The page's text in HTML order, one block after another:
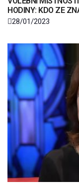
HODINY: KDO ZE
28/01/2023